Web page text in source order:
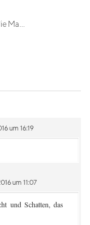
Ma...
um 16:19
um 11:07
und Schatten, das